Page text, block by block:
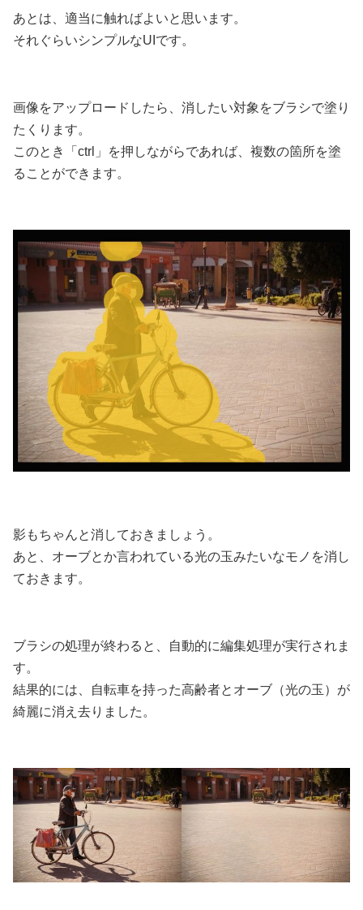
あとは、適当に触ればよいと思います。
それぐらいシンプルなUIです。
画像をアップロードしたら、消したい対象をブラシで塗り
たくります。
このとき「ctrl」を押しながらであれば、複数の箇所を塗
ることができます。
影もちゃんと消しておきましょう。
あと、オーブとか言われている光の玉みたいなモノを消し
ておきます。
ブラシの処理が終わると、自動的に編集処理が実行されま
す。
結果的には、自転車を持った高齢者とオーブ（光の玉）が
綺麗に消え去りました。